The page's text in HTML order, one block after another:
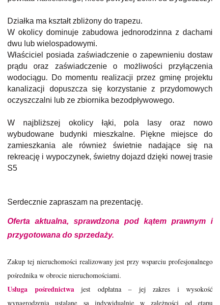
Działka ma kształt zbliżony do trapezu.
W okolicy dominuje zabudowa jednorodzinna z dachami
dwu lub wielospadowymi.
Właściciel posiada zaświadczenie o zapewnieniu dostaw
prądu oraz zaświadczenie o możliwości przyłączenia
wodociągu. Do momentu realizacji przez gminę projektu
kanalizacji dopuszcza się korzystanie z przydomowych
oczyszczalni lub ze zbiornika bezodpływowego.
W najbliższej okolicy łąki, pola lasy oraz nowo
wybudowane budynki mieszkalne. Piękne miejsce do
zamieszkania ale również świetnie nadające się na
rekreację i wypoczynek, świetny dojazd dzięki nowej trasie
S5
Serdecznie zapraszam na prezentację.
Oferta aktualna, sprawdzona pod kątem prawnym i
przygotowana do sprzedaży.
Zakup tej nieruchomości realizowany jest przy wsparciu profesjonalnego
pośrednika w obrocie nieruchomościami.
Usługa pośrednictwa jest odpłatna – jej zakres i wysokość
wynagrodzenia ustalane są indywidualnie w zależności od etapu